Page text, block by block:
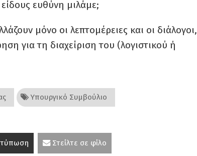
ευθύνη μιλάμε;
μόνο οι λεπτομέρειες και οι διάλογοι,
για τη διαχείριση του (λογιστικού ή
Υπουργικό Συμβούλιο
Στείλτε σε φίλο